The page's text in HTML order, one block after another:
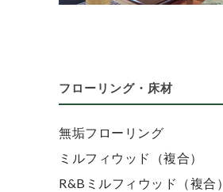
フローリング・床材
無垢フローリング
ミルフィウッド（複合）
R&Bミルフィウッド（複合）